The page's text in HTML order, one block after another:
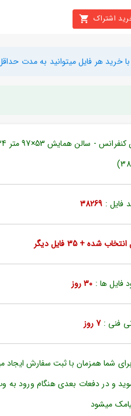
میتوانید به مدت حداقل یک ماه 35 فایل را
فایل : 38269
شده + 35 فایل دیگر
فایل ها : 30 روز
فنی :7 روز
شما همزمان با ثبت سفارش ایجاد
و در دفعات بعدی هنگام ورود به
میشود